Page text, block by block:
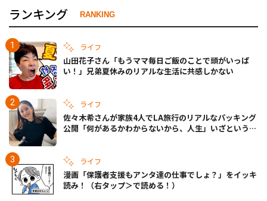
ランキング RANKING
ライフ
山田花子さん「もうママ毎日ご飯のことで頭がいっぱ
い！」兄弟夏休みのリアルな生活に共感しかない
ライフ
佐々木希さんが家族4人でLA旅行のリアルなパッキング
公開「何があるかわからないから、人生」いざというと
ライフ
漫画「保護者支援もアンタ達の仕事でしょ？」をイッキ
読み！（右タップ＞で読める！）